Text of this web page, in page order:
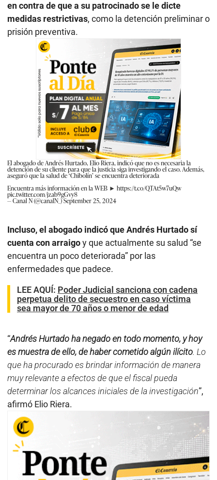
en contra de que a su patrocinado se le dicte
medidas restrictivas, como la detención preliminar o
prisión preventiva.
El abogado de Andrés Hurtado, Elio Riera, indicó que no es necesaria la
detención de su cliente para que la justicia siga investigando el caso. Además,
aseguró que la salud de ‘Chibolín’ se encuentra deteriorada
Encuentra más información en la WEB ► https://t.co/QTAt5w7uQw
pic.twitter.com/jzab9gGvy8
— Canal N (@canalN_)September 25, 2024
Incluso, el abogado indicó que Andrés Hurtado sí
cuenta con arraigoy que actualmente su salud “se
encuentra un poco deteriorada” por las
enfermedades que padece.
LEE AQUÍ: Poder Judicial sanciona con cadena
perpetua delito de secuestro en caso víctima
sea mayor de 70 años o menor de edad
“Andrés Hurtado ha negado en todo momento, y hoy
es muestra de ello, de haber cometido algún ilícito. Lo
que ha procurado es brindar información de manera
muy relevante a efectos de que el fiscal pueda
determinar los alcances iniciales de la investigación”,
afirmó Elio Riera.